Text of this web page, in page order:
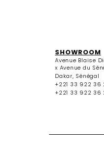
SHOWROOM
Avenue Blaise
x Avenue du
Dakar, Sénégal
+221 33 922 36
+221 33 922 36